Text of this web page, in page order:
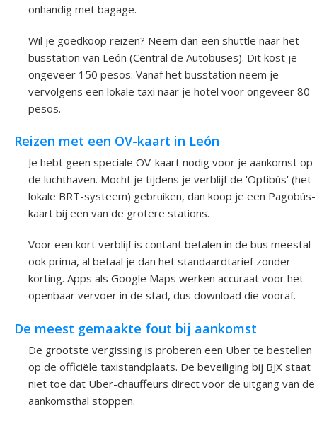
onhandig met bagage.
Wil je goedkoop reizen? Neem dan een shuttle naar het
busstation van León (Central de Autobuses). Dit kost je
ongeveer 150 pesos. Vanaf het busstation neem je
vervolgens een lokale taxi naar je hotel voor ongeveer 80
pesos.
Reizen met een OV-kaart in León
Je hebt geen speciale OV-kaart nodig voor je aankomst op
de luchthaven. Mocht je tijdens je verblijf de 'Optibús' (het
lokale BRT-systeem) gebruiken, dan koop je een Pagobús-
kaart bij een van de grotere stations.
Voor een kort verblijf is contant betalen in de bus meestal
ook prima, al betaal je dan het standaardtarief zonder
korting. Apps als Google Maps werken accuraat voor het
openbaar vervoer in de stad, dus download die vooraf.
De meest gemaakte fout bij aankomst
De grootste vergissing is proberen een Uber te bestellen
op de officiële taxistandplaats. De beveiliging bij BJX staat
niet toe dat Uber-chauffeurs direct voor de uitgang van de
aankomsthal stoppen.